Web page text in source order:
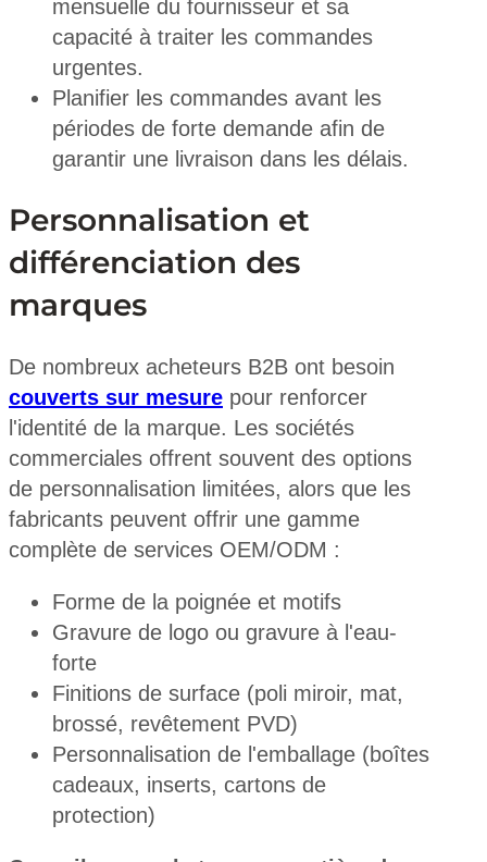
mensuelle du fournisseur et sa
capacité à traiter les commandes
urgentes.
Planifier les commandes avant les
périodes de forte demande afin de
garantir une livraison dans les délais.
Personnalisation et
différenciation des
marques
De nombreux acheteurs B2B ont besoin
couverts sur mesure pour renforcer
l'identité de la marque. Les sociétés
commerciales offrent souvent des options
de personnalisation limitées, alors que les
fabricants peuvent offrir une gamme
complète de services OEM/ODM :
Forme de la poignée et motifs
Gravure de logo ou gravure à l'eau-
forte
Finitions de surface (poli miroir, mat,
brossé, revêtement PVD)
Personnalisation de l'emballage (boîtes
cadeaux, inserts, cartons de
protection)